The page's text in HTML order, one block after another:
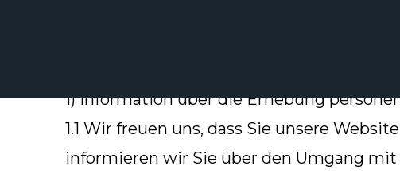
1) Information über die Erhebung
1.1 Wir freuen uns, dass Sie unsere
informieren wir Sie über den Umgang